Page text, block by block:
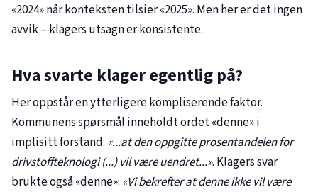
«2024» når konteksten tilsier «2025». Men her er det ingen
avvik – klagers utsagn er konsistente.
Hva svarte klager egentlig på?
Her oppstår en ytterligere kompliserende faktor.
Kommunens spørsmål inneholdt ordet «denne» i
implisitt forstand: «...at den oppgitte prosentandelen for
drivstoffteknologi (...) vil være uendret...». Klagers svar
brukte også «denne»: «Vi bekrefter at denne ikke vil være